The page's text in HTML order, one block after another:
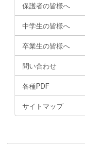
保護者の皆様へ
中学生の皆様へ
卒業生の皆様へ
問い合わせ
各種PDF
サイトマップ